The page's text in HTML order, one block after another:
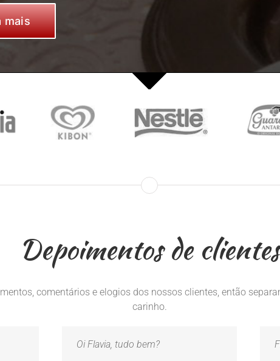
mais
Depoimentos de clientes
comentários e elogios dos nossos clientes, então
carinho.
Oi Flavia, tudo bem?